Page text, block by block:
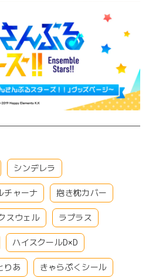
シンデレラ
チャーナ 抱き枕カバー
スウェル ラプラス
ハイスクールD×D
りあ きゃらぷくシール